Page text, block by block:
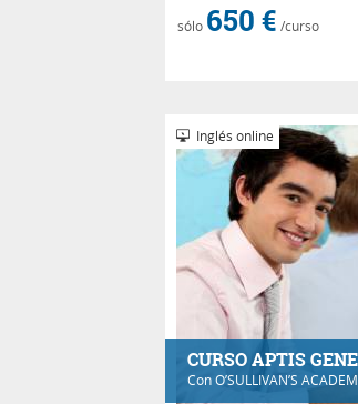
sólo 650 € /curso
CURSO APTIS
ConO’SULLIVAN’S
Inglés online